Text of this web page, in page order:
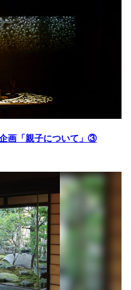
画「親子について」③